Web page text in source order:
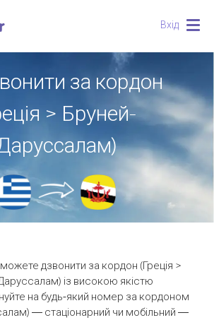
Вхід
за кордон
> Бруней-
дзвонити за кордон (Греція >
із високою якістю
на будь-який номер за кордоном
— стаціонарний чи мобільний —